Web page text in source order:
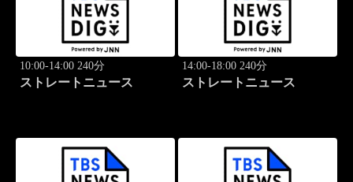
10:00-14:00 240分
ストレートニュース
14:00-18:00 240分
ストレートニュース